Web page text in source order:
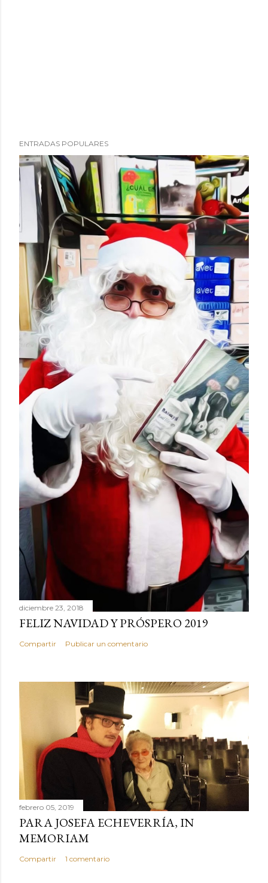
ENTRADAS POPULARES
diciembre 23, 2018
FELIZ NAVIDAD Y PRÓSPERO 2019
Compartir Publicar un comentario
febrero 05, 2019
PARA JOSEFA ECHEVERRÍA, IN
MEMORIAM
Compartir 1 comentario